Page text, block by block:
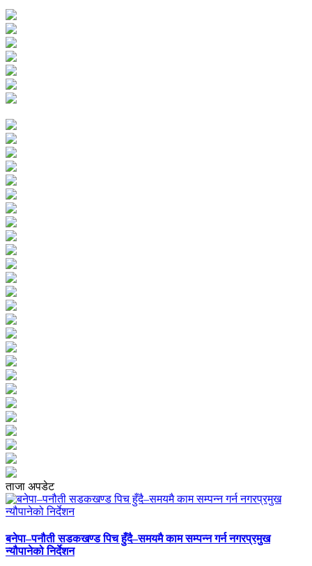
ताजा अपडेट
बनेपा–पनौती सडकखण्ड पिच हुँदै–समयमै काम सम्पन्न गर्न नगरप्रमुख
न्यौपानेको निर्देशन